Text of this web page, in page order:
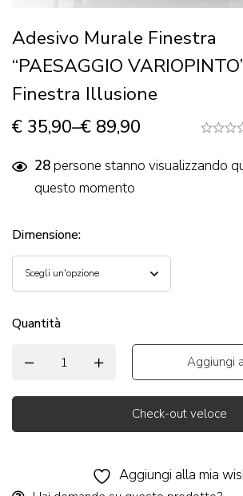
Adesivo Murale Finestra
“PAESAGGIO
Finestra Illusione
€ 35,90–€ 89,90
28persone stanno visualizzando
questo momento
Dimensione:
Quantità
Aggiungi
Check-out veloce
Aggiungi alla mia